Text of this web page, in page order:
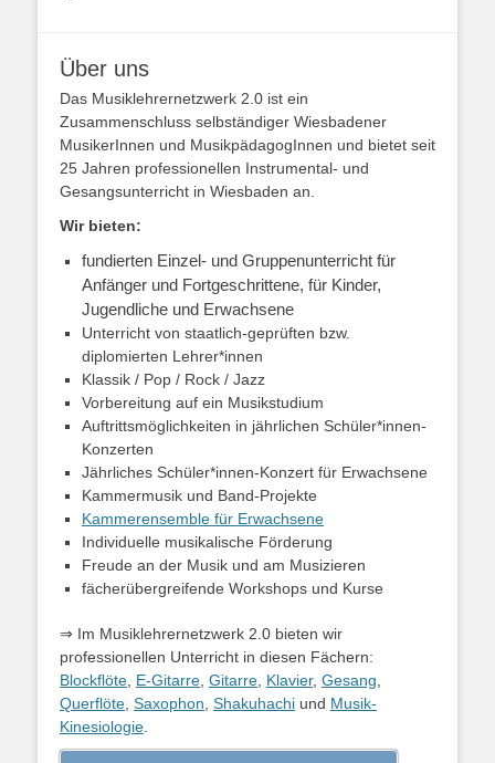
Über uns
Das Musiklehrernetzwerk 2.0 ist ein
Zusammenschluss selbständiger Wiesbadener
MusikerInnen und MusikpädagogInnen und bietet seit
25 Jahren professionellen Instrumental- und
Gesangsunterricht in Wiesbaden an.
Wir bieten:
fundierten Einzel- und Gruppenunterricht für
Anfänger und Fortgeschrittene, für Kinder,
Jugendliche und Erwachsene
Unterricht von staatlich-geprüften bzw.
diplomierten Lehrer*innen
Klassik / Pop / Rock / Jazz
Vorbereitung auf ein Musikstudium
Auftrittsmöglichkeiten in jährlichen Schüler*innen-
Konzerten
Jährliches Schüler*innen-Konzert für Erwachsene
Kammermusik und Band-Projekte
Kammerensemble für Erwachsene
Individuelle musikalische Förderung
Freude an der Musik und am Musizieren
fächerübergreifende Workshops und Kurse
⇒ Im Musiklehrernetzwerk 2.0 bieten wir
professionellen Unterricht in diesen Fächern:
Blockflöte E-Gitarre Gitarre Klavier, Gesang
Querflöte Saxophon Shakuhachi und Musik-
Kinesiologie